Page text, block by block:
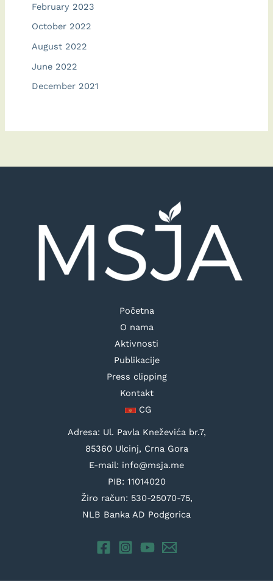
February 2023
October 2022
August 2022
June 2022
December 2021
Početna
O nama
Aktivnosti
Publikacije
Press clipping
Kontakt
CG
Adresa: Ul. Pavla Kneževića br.7,
85360 Ulcinj, Crna Gora
E-mail: info@msja.me
PIB: 11014020
Žiro račun: 530-25070-75,
NLB Banka AD Podgorica